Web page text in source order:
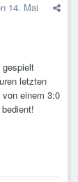
14. Mai
gespielt
letzten
einem 3:0